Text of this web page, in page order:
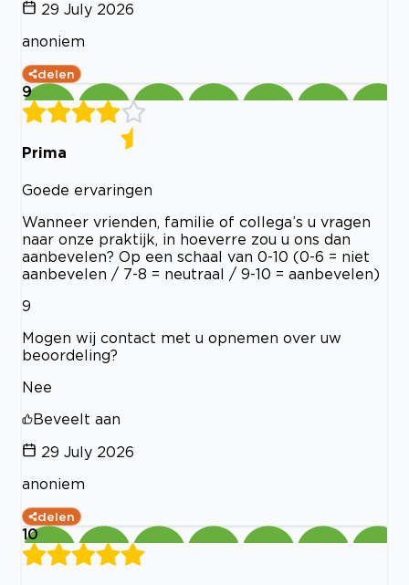
29 July 2026
anoniem
delen
9
Prima
Goede ervaringen
Wanneer vrienden, familie of collega’s u vragen
naar onze praktijk, in hoeverre zou u ons dan
aanbevelen? Op een schaal van 0-10 (0-6 = niet
aanbevelen / 7-8 = neutraal / 9-10 = aanbevelen)
9
Mogen wij contact met u opnemen over uw
beoordeling?
Nee
Beveelt aan
29 July 2026
anoniem
delen
10